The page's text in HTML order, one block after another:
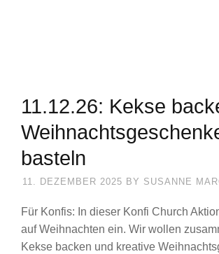
11.12.26: Kekse
basteln
11. DEZEMBER 2025 BY SUSANNE
Für Konfis: In dieser Konfi Church
auf Weihnachten ein. Wir wollen
Kekse backen und kreative